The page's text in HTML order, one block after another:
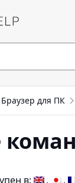
Браузер для ПК
в: